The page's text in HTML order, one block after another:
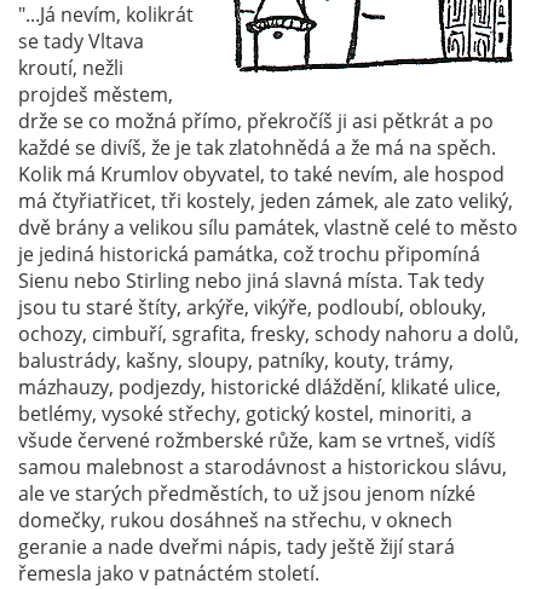
"...Já nevím, kolikrát
se tady Vltava
kroutí, nežli
projdeš městem,
drže se co možná přímo, překročíš ji asi pětkrát a po
každé se divíš, že je tak zlatohnědá a že má na spěch.
Kolik má Krumlov obyvatel, to také nevím, ale hospod
má čtyřiatřicet, tři kostely, jeden zámek, ale zato veliký,
dvě brány a velikou sílu památek, vlastně celé to město
je jediná historická památka, což trochu připomíná
Sienu nebo Stirling nebo jiná slavná místa. Tak tedy
jsou tu staré štíty, arkýře, vikýře, podloubí, oblouky,
ochozy, cimbuří, sgrafita, fresky, schody nahoru a dolů,
balustrády, kašny, sloupy, patníky, kouty, trámy,
mázhauzy, podjezdy, historické dláždění, klikaté ulice,
betlémy, vysoké střechy, gotický kostel, minoriti, a
všude červené rožmberské růže, kam se vrtneš, vidíš
samou malebnost a starodávnost a historickou slávu,
ale ve starých předměstích, to už jsou jenom nízké
domečky, rukou dosáhneš na střechu, v oknech
geranie a nade dveřmi nápis, tady ještě žijí stará
řemesla jako v patnáctém století.